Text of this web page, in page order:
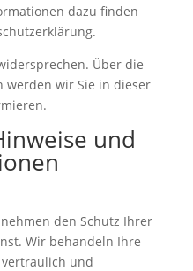
dazu finden
Über die
werden wir Sie in dieser
und
den Schutz Ihrer
Wir behandeln Ihre
und